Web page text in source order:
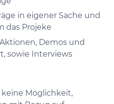
in eigener Sache und
das Projeke
Demos und
sowie Interviews
Möglichkeit,